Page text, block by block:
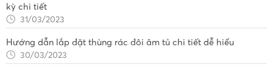
kỳ chi tiết
31/03/2023
Hướng dẫn lắp đặt thùng rác đôi âm tủ chi tiết dễ hiểu
30/03/2023